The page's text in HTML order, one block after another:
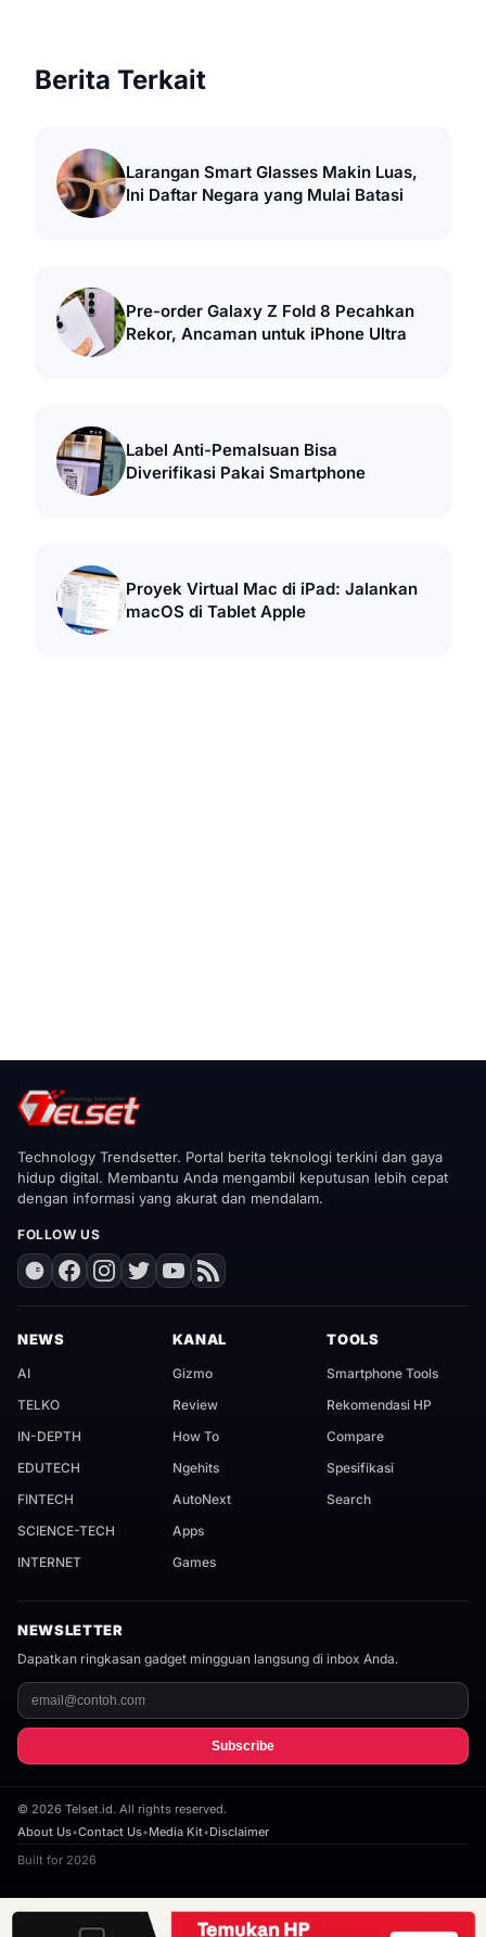
Berita Terkait
Larangan Smart Glasses Makin Luas,
Ini Daftar Negara yang Mulai Batasi
Pre-order Galaxy Z Fold 8 Pecahkan
Rekor, Ancaman untuk iPhone Ultra
Label Anti-Pemalsuan Bisa
Diverifikasi Pakai Smartphone
Proyek Virtual Mac di iPad: Jalankan
macOS di Tablet Apple
Technology Trendsetter. Portal berita teknologi terkini dan gaya
hidup digital. Membantu Anda mengambil keputusan lebih cepat
dengan informasi yang akurat dan mendalam.
FOLLOW US
NEWS
AI
TELKO
IN-DEPTH
EDUTECH
FINTECH
SCIENCE-TECH
INTERNET
KANAL
Gizmo
Review
How To
Ngehits
AutoNext
Apps
Games
TOOLS
Smartphone Tools
Rekomendasi HP
Compare
Spesifikasi
Search
NEWSLETTER
Dapatkan ringkasan gadget mingguan langsung di inbox Anda.
Subscribe
© 2026 Telset.id. All rights reserved.
About Us•Contact Us•Media Kit•Disclaimer
Built for 2026